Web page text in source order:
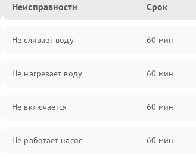
Неисправности Срок
Не сливает воду 60 мин
Не нагревает воду 60 мин
Не включается 60 мин
Не работает насос 60 мин